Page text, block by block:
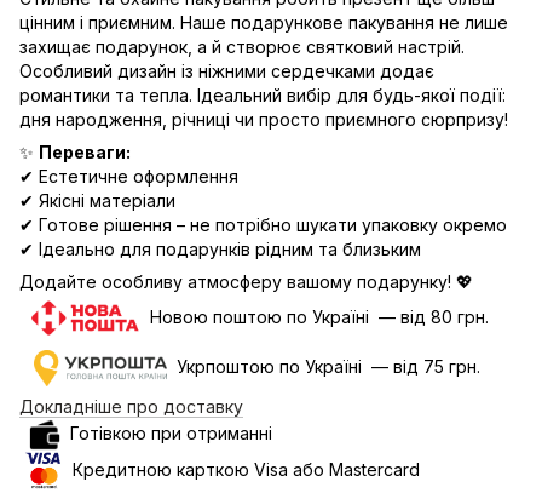
цінним і приємним. Наше подарункове пакування не лише
захищає подарунок, а й створює святковий настрій.
Особливий дизайн із ніжними сердечками додає
романтики та тепла. Ідеальний вибір для будь-якої події:
дня народження, річниці чи просто приємного сюрпризу!
✨ Переваги:
✔ Естетичне оформлення
✔ Якісні матеріали
✔ Готове рішення – не потрібно шукати упаковку окремо
✔ Ідеально для подарунків рідним та близьким
Додайте особливу атмосферу вашому подарунку! 💖
Новою поштою по Україні — від 80 грн.
Укрпоштою по Україні — від 75 грн.
Докладніше про доставку
Готівкою при отриманні
Кредитною карткою Visa або Mastercard